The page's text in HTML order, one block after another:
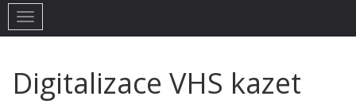
Toggle
navigation
Digitalizace VHS kazet